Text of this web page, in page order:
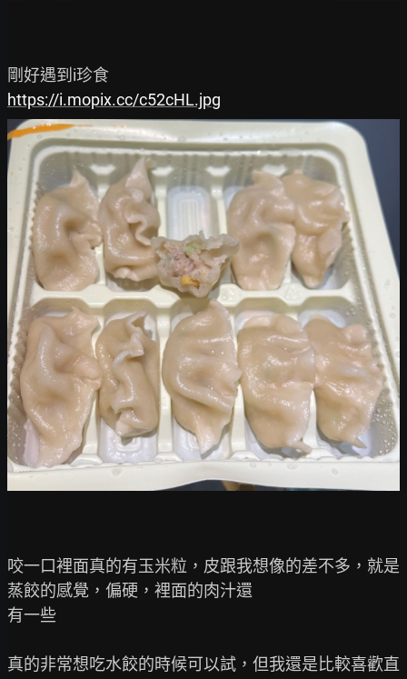
https://i.mopix.cc/c52cHL.jpg
咬一口裡面真的有玉米粒，皮跟我想像的差不多，就是
蒸餃的感覺，偏硬，裡面的肉汁還
有一些
真的非常想吃水餃的時候可以試，但我還是比較喜歡直